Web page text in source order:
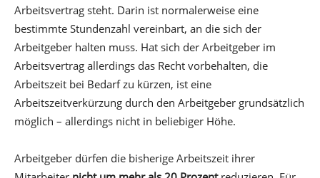
Arbeitsvertrag steht. Darin ist normalerweise eine
bestimmte Stundenzahl vereinbart, an die sich der
Arbeitgeber halten muss. Hat sich der Arbeitgeber im
Arbeitsvertrag allerdings das Recht vorbehalten, die
Arbeitszeit bei Bedarf zu kürzen, ist eine
Arbeitszeitverkürzung durch den Arbeitgeber grundsätzlich
möglich – allerdings nicht in beliebiger Höhe.
Arbeitgeber dürfen die bisherige Arbeitszeit ihrer